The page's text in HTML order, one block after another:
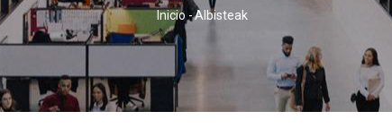
Sobrescribir
Enlaces
De
Ayuda
Inicio -Albisteak